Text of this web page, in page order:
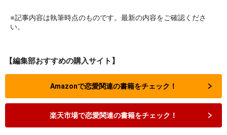
※記事内容は執筆時点のものです。最新の内容をご確認くださ
い。
【編集部おすすめの購入サイト】
Amazonで恋愛関連の書籍をチェック！
楽天市場で恋愛関連の書籍をチェック！